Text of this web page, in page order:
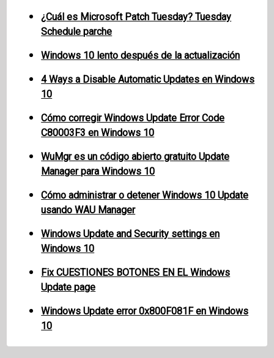
¿Cuál es Microsoft Patch Tuesday? Tuesday
Schedule parche
Windows 10 lento después de la actualización
4 Ways a Disable Automatic Updates en Windows
10
Cómo corregir Windows Update Error Code
C80003F3 en Windows 10
WuMgr es un código abierto gratuito Update
Manager para Windows 10
Cómo administrar o detener Windows 10 Update
usando WAU Manager
Windows Update and Security settings en
Windows 10
Fix CUESTIONES BOTONES EN EL Windows
Update page
Windows Update error 0x800F081F en Windows
10